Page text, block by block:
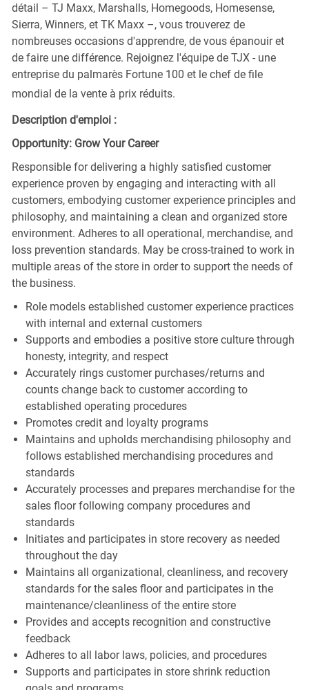
détail – TJ Maxx, Marshalls, Homegoods, Homesense,
Sierra, Winners, et TK Maxx –, vous trouverez de
nombreuses occasions d'apprendre, de vous épanouir et
de faire une différence. Rejoignez l'équipe de TJX - une
entreprise du palmarès Fortune 100 et le chef de file
mondial de la vente à prix réduits.
Description d'emploi :
Opportunity: Grow Your Career
Responsible for delivering a highly satisfied customer
experience proven by engaging and interacting with all
customers, embodying customer experience principles and
philosophy, and maintaining a clean and organized store
environment. Adheres to all operational, merchandise, and
loss prevention standards. May be cross-trained to work in
multiple areas of the store in order to support the needs of
the business.
Role models established customer experience practices
with internal and external customers
Supports and embodies a positive store culture through
honesty, integrity, and respect
Accurately rings customer purchases/returns and
counts change back to customer according to
established operating procedures
Promotes credit and loyalty programs
Maintains and upholds merchandising philosophy and
follows established merchandising procedures and
standards
Accurately processes and prepares merchandise for the
sales floor following company procedures and
standards
Initiates and participates in store recovery as needed
throughout the day
Maintains all organizational, cleanliness, and recovery
standards for the sales floor and participates in the
maintenance/cleanliness of the entire store
Provides and accepts recognition and constructive
feedback
Adheres to all labor laws, policies, and procedures
Supports and participates in store shrink reduction